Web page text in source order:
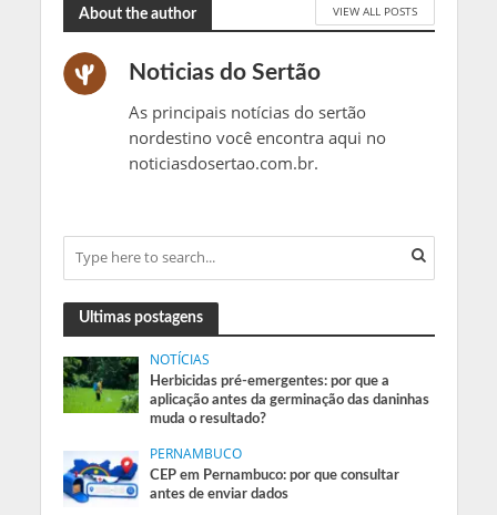
About the author VIEW ALL POSTS
Noticias do Sertão
As principais notícias do sertão
nordestino você encontra aqui no
noticiasdosertao.com.br.
Ultimas postagens
NOTÍCIAS
Herbicidas pré-emergentes: por que a
aplicação antes da germinação das daninhas
muda o resultado?
PERNAMBUCO
CEP em Pernambuco: por que consultar
antes de enviar dados